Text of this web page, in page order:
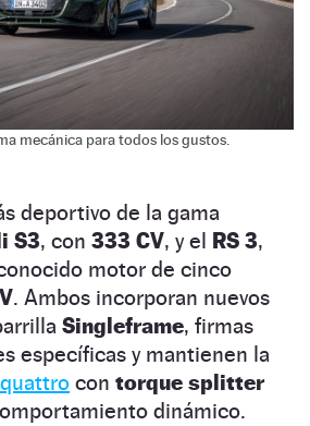
mecánica para todos los gustos.
deportivo de la gama
S3, con 333 CV, y el RS 3,
motor de cinco
. Ambos incorporan nuevos
Singleframe, firmas
específicas y mantienen la
con torque splitter
dinámico.